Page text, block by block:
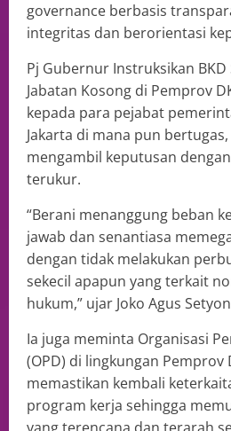
governance berbasis
integritas dan berorientasi
Pj Gubernur Instruksikan BKD
Jabatan Kosong di Pemprov
kepada para pejabat
Jakarta di mana pun
mengambil keputusan
terukur.
“Berani menanggung beban
jawab dan senantiasa
dengan tidak melakukan
sekecil apapun yang terkait
hukum,” ujar Joko Agus
Ia juga meminta Organisasi
(OPD) di lingkungan Pemprov
memastikan kembali
program kerja sehingga